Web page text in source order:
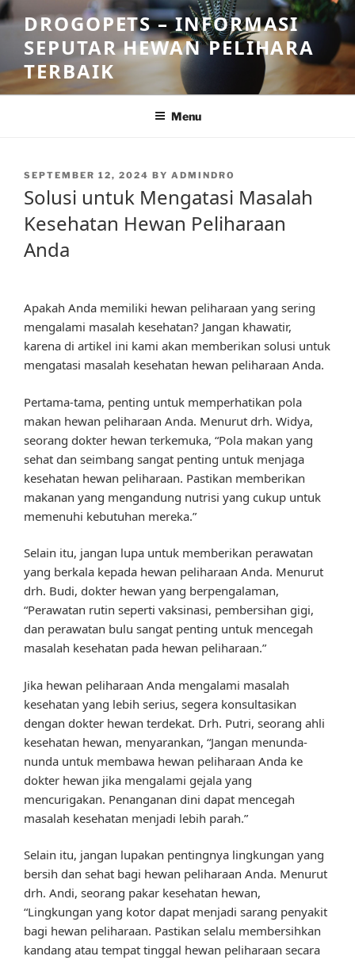
Skip
to
content
DROGOPETS – INFORMASI
SEPUTAR HEWAN PELIHARA
TERBAIK
Menu
POSTED
SEPTEMBER 12, 2024 BY ADMINDRO
Solusi untuk Mengatasi Masalah
Kesehatan Hewan Peliharaan
Anda
Apakah Anda memiliki hewan peliharaan yang sering
mengalami masalah kesehatan? Jangan khawatir,
karena di artikel ini kami akan memberikan solusi untuk
mengatasi masalah kesehatan hewan peliharaan Anda.
Pertama-tama, penting untuk memperhatikan pola
makan hewan peliharaan Anda. Menurut drh. Widya,
seorang dokter hewan terkemuka, “Pola makan yang
sehat dan seimbang sangat penting untuk menjaga
kesehatan hewan peliharaan. Pastikan memberikan
makanan yang mengandung nutrisi yang cukup untuk
memenuhi kebutuhan mereka.”
Selain itu, jangan lupa untuk memberikan perawatan
yang berkala kepada hewan peliharaan Anda. Menurut
drh. Budi, dokter hewan yang berpengalaman,
“Perawatan rutin seperti vaksinasi, pembersihan gigi,
dan perawatan bulu sangat penting untuk mencegah
masalah kesehatan pada hewan peliharaan.”
Jika hewan peliharaan Anda mengalami masalah
kesehatan yang lebih serius, segera konsultasikan
dengan dokter hewan terdekat. Drh. Putri, seorang ahli
kesehatan hewan, menyarankan, “Jangan menunda-
nunda untuk membawa hewan peliharaan Anda ke
dokter hewan jika mengalami gejala yang
mencurigakan. Penanganan dini dapat mencegah
masalah kesehatan menjadi lebih parah.”
Selain itu, jangan lupakan pentingnya lingkungan yang
bersih dan sehat bagi hewan peliharaan Anda. Menurut
drh. Andi, seorang pakar kesehatan hewan,
“Lingkungan yang kotor dapat menjadi sarang penyakit
bagi hewan peliharaan. Pastikan selalu membersihkan
kandang atau tempat tinggal hewan peliharaan secara